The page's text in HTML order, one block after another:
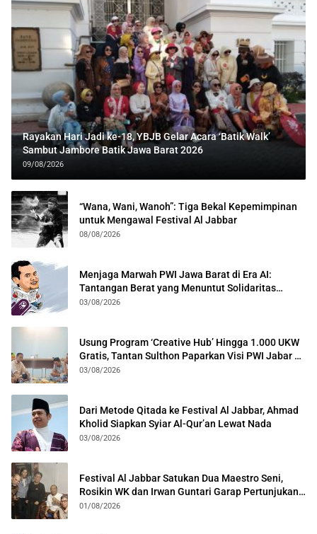
Rayakan Hari Jadi ke-18, YBJB Gelar Acara ‘Batik Walk’
Sambut Jambore Batik Jawa Barat 2026
09/08/2026
“Wana, Wani, Wanoh”: Tiga Bekal Kepemimpinan
untuk Mengawal Festival Al Jabbar
08/08/2026
Menjaga Marwah PWI Jawa Barat di Era AI:
Tantangan Berat yang Menuntut Solidaritas
Lintas Generasi
03/08/2026
Usung Program ‘Creative Hub’ Hingga 1.000 UKW
Gratis, Tantan Sulthon Paparkan Visi PWI Jabar di
Kota Bogor
03/08/2026
Dari Metode Qitada ke Festival Al Jabbar, Ahmad
Kholid Siapkan Syiar Al-Qur’an Lewat Nada
03/08/2026
Festival Al Jabbar Satukan Dua Maestro Seni,
Rosikin WK dan Irwan Guntari Garap Pertunjukan
Kolosal
01/08/2026